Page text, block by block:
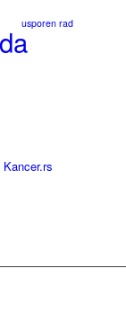
usporen rad
Kancer.rs